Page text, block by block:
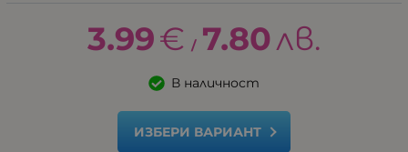
3.99€ / 7.80лв.
В наличност
ИЗБЕРИ ВАРИАНТ